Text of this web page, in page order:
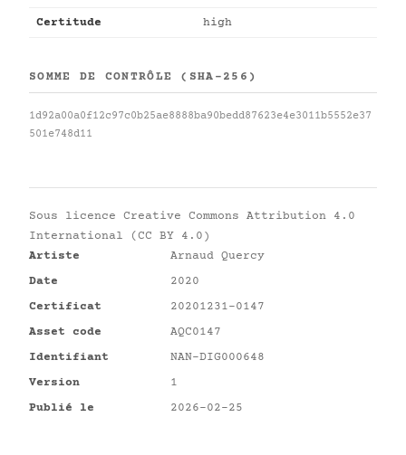
Certitude high
SOMME DE CONTRÔLE (SHA-256)
1d92a00a0f12c97c0b25ae8888ba90bedd87623e4e3011b5552e37
501e748d11
Sous licence Creative Commons Attribution 4.0
International (CC BY 4.0)
Artiste
Arnaud Quercy
Date
2020
Certificat
20201231-0147
Asset code
AQC0147
Identifiant
NAN-DIG000648
Version
1
Publié le
2026-02-25